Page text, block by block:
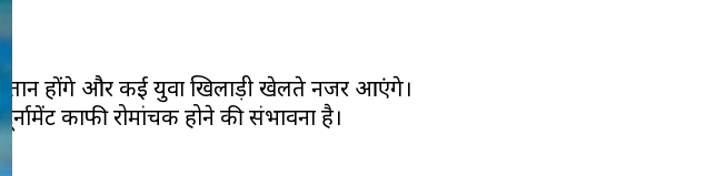
कप्तान होंगे और कई युवा खिलाड़ी खेलते नजर आएंगे।
काफी रोमांचक होने की संभावना है।